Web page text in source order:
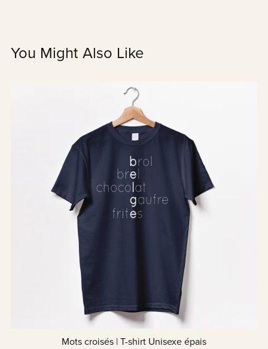
You Might Also Like
Mots croisés | T-shirt Unisexe épais